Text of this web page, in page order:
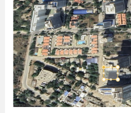
VIEW DETAILS